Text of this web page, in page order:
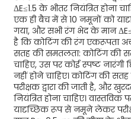
ΔE≤1.5 के भीतर नियंत्रित होना
एक ही बैच में से 10 नमूनों को
गया, और सभी रंग भेद के मान
है कि कोटिंग की रंग एकरूपता
सतह की समतलता: कोटिंग की
चाहिए, उस पर कोई स्पष्ट
नहीं होने चाहिए। कोटिंग की
परीक्षक द्वारा की जाती है, और
नियंत्रित होना चाहिए।
यादृच्छिक रूप से नमूने लेकर